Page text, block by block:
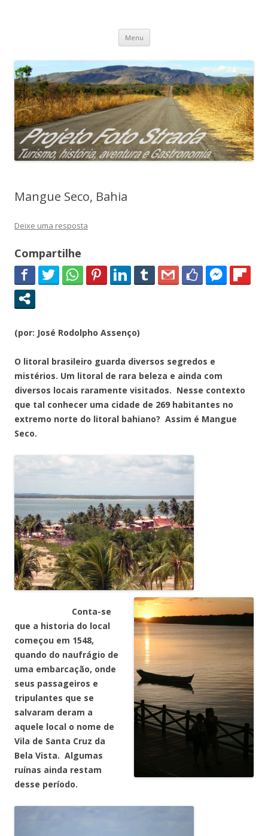
Projeto Foto Strada
Menu Pular
o
conteúdo
Mangue Seco, Bahia
Deixe uma resposta
Compartilhe
(por: José Rodolpho Assenço)
O litoral brasileiro guarda diversos segredos e
mistérios. Um litoral de rara beleza e ainda com
diversos locais raramente visitados. Nesse contexto
que tal conhecer uma cidade de 269 habitantes no
extremo norte do litoral bahiano? Assim é Mangue
Seco.
Conta-se
que a historia do local
começou em 1548,
quando do naufrágio de
uma embarcação, onde
seus passageiros e
tripulantes que se
salvaram deram a
aquele local o nome de
Vila de Santa Cruz da
Bela Vista. Algumas
ruínas ainda restam
desse período.